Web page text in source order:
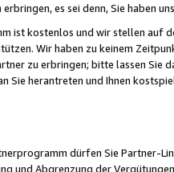
es sei denn, Sie haben
ist kostenlos und wir stellen auf
Wir haben zu keinem
zu erbringen; bitte lassen Sie
Sie herantreten und Ihnen
dürfen Sie Partner-
und Abgrenzung der